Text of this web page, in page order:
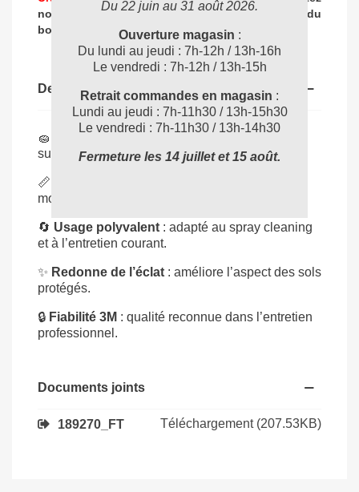
nos expertspour vous accompagner dans
le choix du
bon produit
04 72 78 87 87
Description
🧽
superficielles et traces.
📏
monobrosses ou autolaveuses.
🔄 Usage polyvalent : adapté au spray cleaning
et à l’entretien courant.
✨ Redonne de l’éclat : améliore l’aspect des sols
protégés.
🔒 Fiabilité 3M : qualité reconnue dans l’entretien
professionnel.
Documents joints
189270_FT Téléchargement (207.53KB)
Du 22 juin au 31 août 2026.
Ouverture magasin :
Du lundi au jeudi : 7h-12h / 13h-16h
Le vendredi : 7h-12h / 13h-15h
Retrait commandes en magasin :
Lundi au jeudi : 7h-11h30 / 13h-15h30
Le vendredi : 7h-11h30 / 13h-14h30
Fermeture les 14 juillet et 15 août.